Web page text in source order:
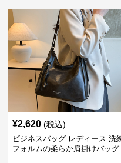
¥2,620 (税込)
ビジネスバッグ レディース 洗
フォルムの柔らか肩掛けバッグ